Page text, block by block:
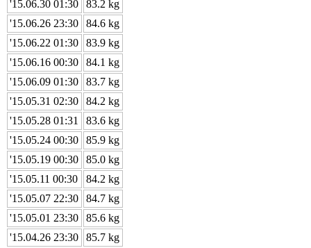
'15.06.30 01:30
83.2 kg
'15.06.26 23:30
84.6 kg
'15.06.22 01:30
83.9 kg
'15.06.16 00:30
84.1 kg
'15.06.09 01:30
83.7 kg
'15.05.31 02:30
84.2 kg
'15.05.28 01:31
83.6 kg
'15.05.24 00:30
85.9 kg
'15.05.19 00:30
85.0 kg
'15.05.11 00:30
84.2 kg
'15.05.07 22:30
84.7 kg
'15.05.01 23:30
85.6 kg
'15.04.26 23:30
85.7 kg